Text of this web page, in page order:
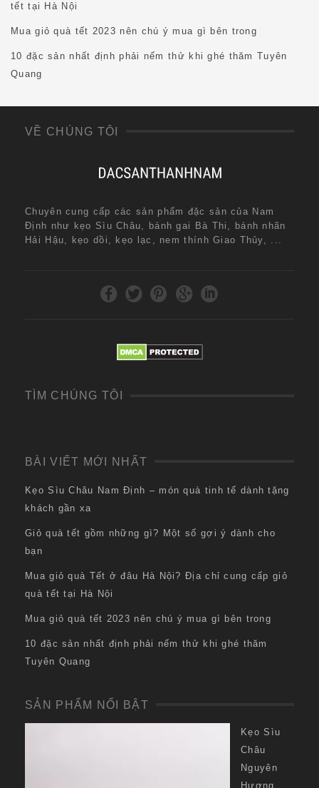
tết tại Hà Nội
Mua giỏ quà tết 2023 nên chú ý mua gì bên trong
10 đặc sản nhất định phải nếm thử khi ghé thăm Tuyên
Quang
VỀ CHÚNG TÔI
Chuyên cung cấp các sản phẩm đặc sản của Nam
Định như kẹo Sìu Châu, bánh gai Bà Thi, bánh nhãn
Hải Hậu, kẹo dồi, kẹo lạc, nem thính Giao Thủy, ...
TÌM CHÚNG TÔI
BÀI VIẾT MỚI NHẤT
Kẹo Sìu Châu Nam Định – món quà tinh tế dành tặng
khách gần xa
Giỏ quà tết gồm những gì? Một số gợi ý dành cho
bạn
Mua giỏ quà Tết ở đâu Hà Nội? Địa chỉ cung cấp giỏ
quà tết tại Hà Nội
Mua giỏ quà tết 2023 nên chú ý mua gì bên trong
10 đặc sản nhất định phải nếm thử khi ghé thăm
Tuyên Quang
SẢN PHẨM NỔI BẬT
Kẹo Sìu
Châu
Nguyên
Hương